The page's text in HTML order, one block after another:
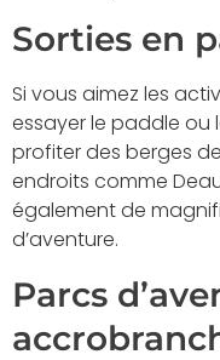
Sorties en
Si vous aimez les
essayer le paddle ou
profiter des berges
endroits comme
également de
d’aventure.
Parcs